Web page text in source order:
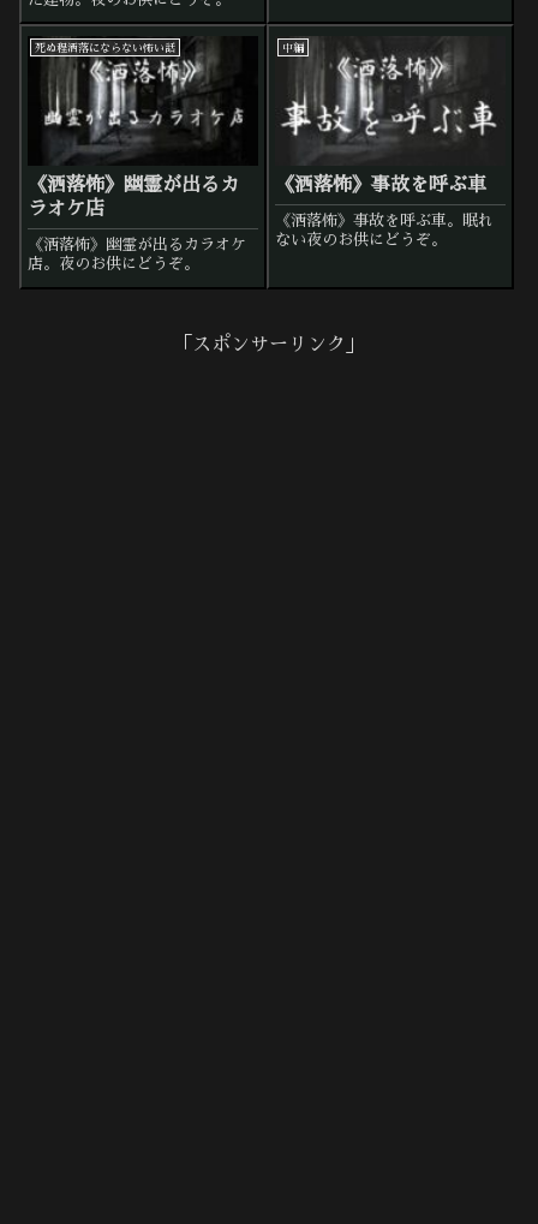
死ぬ程洒落にならない怖い話
《洒落怖》幽霊が出るカ
ラオケ店
《洒落怖》幽霊が出るカラオケ
店。夜のお供にどうぞ。
中編
《洒落怖》事故を呼ぶ車
《洒落怖》事故を呼ぶ車。眠れ
ない夜のお供にどうぞ。
「スポンサーリンク」